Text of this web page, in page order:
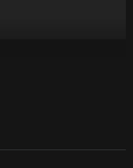
Armento,Katy Wright-